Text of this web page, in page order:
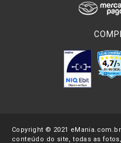
Copyright © 2021
conteúdo do site, todas as